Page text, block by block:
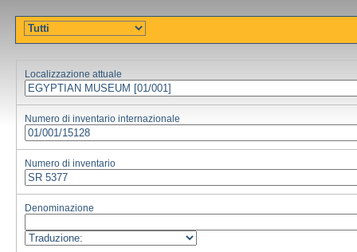
Localizzazione attuale
Numero di inventario internazionale
Numero di inventario
Denominazione